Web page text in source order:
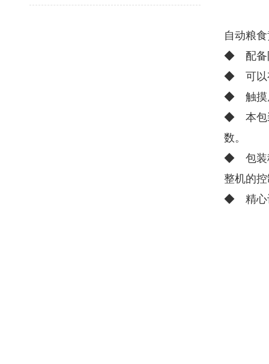
自动粮
◆ 配备
◆ 可以
◆ 触摸
◆ 本包
数。
◆ 包装
整机的
◆ 精心